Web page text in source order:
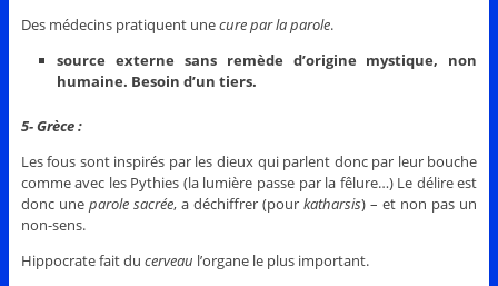
Des médecins pratiquent unecure par la parole.
source externe sans remède d’origine mystique, non
humaine. Besoin d’un tiers.
5- Grèce :
Les fous sont inspirés par les dieux qui parlent donc par leur bouche
comme avec les Pythies (la lumière passe par la fêlure…) Le délire est
donc une parole sacrée, a déchiffrer (pourkatharsis) – et non pas un
non-sens.
Hippocrate fait du cerveau l’organe le plus important.